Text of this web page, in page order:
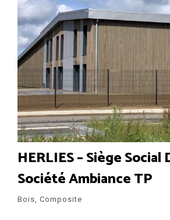
HERLIES – Siège Social
Société Ambiance TP
Bois, Composite